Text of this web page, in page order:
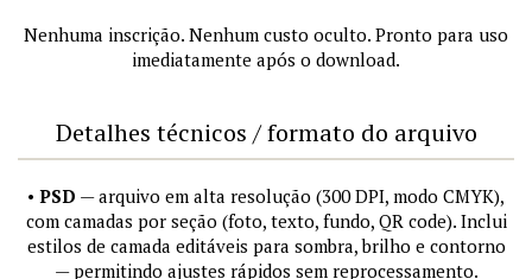
Nenhuma inscrição. Nenhum custo oculto. Pronto para uso
imediatamente após o download.
Detalhes técnicos / formato do arquivo
• PSD — arquivo em alta resolução (300 DPI, modo CMYK),
com camadas por seção (foto, texto, fundo, QR code). Inclui
estilos de camada editáveis para sombra, brilho e contorno
— permitindo ajustes rápidos sem reprocessamento.